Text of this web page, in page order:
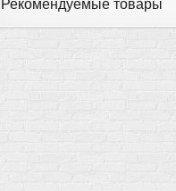
Рекомендуемые товары